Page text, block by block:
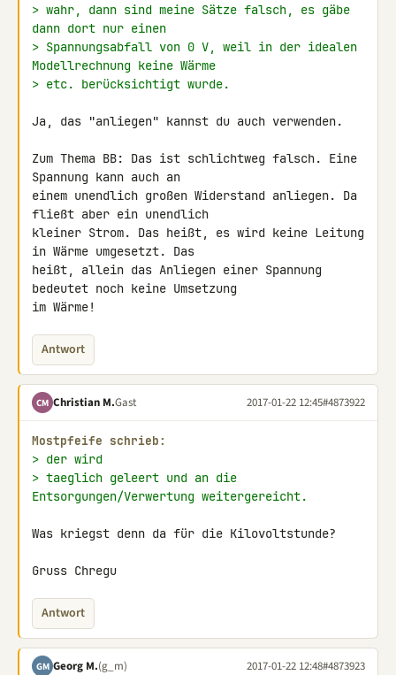
> wahr, dann sind meine Sätze falsch, es gäbe
dann dort nur einen
> Spannungsabfall von 0 V, weil in der idealen
Modellrechnung keine Wärme
> etc. berücksichtigt wurde.
Ja, das "anliegen" kannst du auch verwenden.
Zum Thema BB: Das ist schlichtweg falsch. Eine
Spannung kann auch an
einem unendlich großen Widerstand anliegen. Da
fließt aber ein unendlich
kleiner Strom. Das heißt, es wird keine Leitung
in Wärme umgesetzt. Das
heißt, allein das Anliegen einer Spannung
bedeutet noch keine Umsetzung
im Wärme!
Antwort
CM Christian M.Gast 2017-01-22 12:45#4873922
Mostpfeife schrieb:
> der wird
> taeglich geleert und an die
Entsorgungen/Verwertung weitergereicht.
Was kriegst denn da für die Kilovoltstunde?
Gruss Chregu
Antwort
GM Georg M.(g_m) 2017-01-22 12:48#4873923